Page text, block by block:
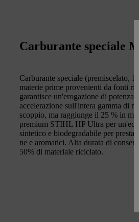
Carburante speciale
Carburante speciale (premiscelato,
materie prime provenienti da fonti
garantisce un'erogazione di
accelerazione sull'intera gamma di
scoppio, ma raggiunge il 25 % in
premium STIHL HP Ultra per
sintetico e biodegradabile per
ne e aromatici. Alta durata di
50% di materiale riciclato.